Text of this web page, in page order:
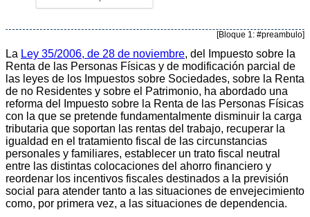
[Bloque 1: #preambulo]
La Ley 35/2006, de 28 de noviembre, del Impuesto sobre la
Renta de las Personas Físicas y de modificación parcial de
las leyes de los Impuestos sobre Sociedades, sobre la Renta
de no Residentes y sobre el Patrimonio, ha abordado una
reforma del Impuesto sobre la Renta de las Personas Físicas
con la que se pretende fundamentalmente disminuir la carga
tributaria que soportan las rentas del trabajo, recuperar la
igualdad en el tratamiento fiscal de las circunstancias
personales y familiares, establecer un trato fiscal neutral
entre las distintas colocaciones del ahorro financiero y
reordenar los incentivos fiscales destinados a la previsión
social para atender tanto a las situaciones de envejecimiento
como, por primera vez, a las situaciones de dependencia.